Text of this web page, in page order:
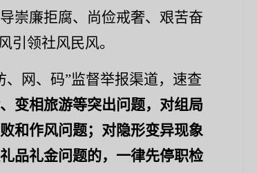
崇廉拒腐、尚俭戒奢、艰苦奋
引领社风民风。
、网、码”监督举报渠道， 速查
变相旅游等突出问题，对组局
和作风问题；对隐形变异现象
品礼金问题的，一律先停职检